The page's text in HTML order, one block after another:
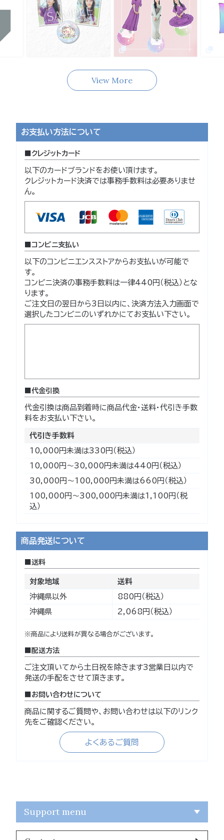
View More
お支払い方法について
クレジットカード
以下のカードブランドをお使い頂けます。
クレジットカード決済では事務手数料は必要ありませ
ん。
コンビニ支払い
以下のコンビニエンスストアからお支払いが可能で
す。
コンビニ決済の事務手数料は一律440円（税込）とな
ります。
ご注文日の翌日から3日以内に、決済方法入力画面で
選択したコンビニのいずれかにてお支払い下さい。
代金引換
代金引換は商品到着時に商品代金・送料・代引き手数
料をお支払い下さい。
代引き手数料
10,000円未満は330円（税込）
10,000円～30,000円未満は440円（税込）
30,000円～100,000円未満は660円（税込）
100,000円～300,000円未満は1,100円（税
込）
商品発送について
送料
対象地域
送料
沖縄県以外
880円（税込）
沖縄県
2,068円（税込）
※商品により送料が異なる場合がございます。
配送方法
ご注文頂いてから土日祝を除きます3営業日以内で
発送の手配をさせて頂きます。
お問い合わせについて
商品に関するご質問や、お問い合わせは以下のリンク
先をご確認ください。
よくあるご質問
Support menu